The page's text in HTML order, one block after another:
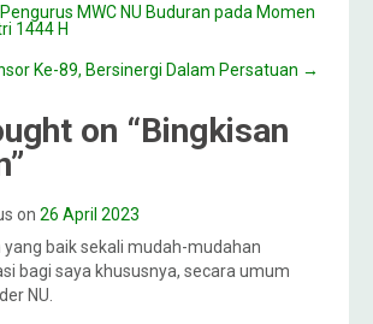
MWC NU Buduran pada Momen
1444 H
Ke-89, Bersinergi Dalam Persatuan →
on “Bingkisan
”
on 26 April 2023
yang baik sekali mudah-mudahan
bagi saya khususnya, secara umum
NU.